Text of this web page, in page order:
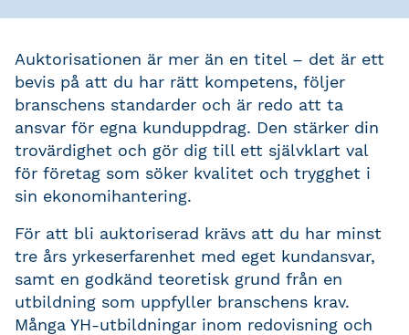
Auktorisationen är mer än en titel – det är ett
bevis på att du har rätt kompetens, följer
branschens standarder och är redo att ta
ansvar för egna kunduppdrag. Den stärker din
trovärdighet och gör dig till ett självklart val
för företag som söker kvalitet och trygghet i
sin ekonomihantering.
För att bli auktoriserad krävs att du har minst
tre års yrkeserfarenhet med eget kundansvar,
samt en godkänd teoretisk grund från en
utbildning som uppfyller branschens krav.
Många YH-utbildningar inom redovisning och